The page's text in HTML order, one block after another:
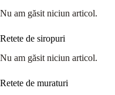
Nu am găsit niciun articol.
Retete de siropuri
Nu am găsit niciun articol.
Retete de muraturi